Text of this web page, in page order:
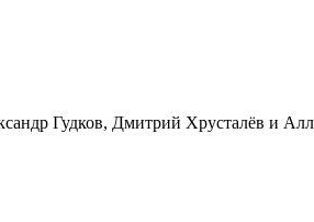
Гудков, Дмитрий Хрусталёв и